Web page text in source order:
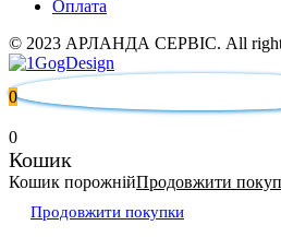
Оплата
© 2023 АРЛАНДА СЕРВІС. All right
0
0
Кошик
Кошик порожнійПродовжити
Продовжити покупки